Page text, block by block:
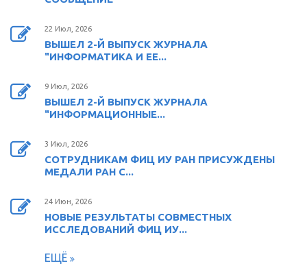
22 Июл, 2026
ВЫШЕЛ 2-Й ВЫПУСК ЖУРНАЛА
"ИНФОРМАТИКА И ЕЕ...
9 Июл, 2026
ВЫШЕЛ 2-Й ВЫПУСК ЖУРНАЛА
"ИНФОРМАЦИОННЫЕ...
3 Июл, 2026
СОТРУДНИКАМ ФИЦ ИУ РАН ПРИСУЖДЕНЫ
МЕДАЛИ РАН С...
24 Июн, 2026
НОВЫЕ РЕЗУЛЬТАТЫ СОВМЕСТНЫХ
ИССЛЕДОВАНИЙ ФИЦ ИУ...
ЕЩЁ